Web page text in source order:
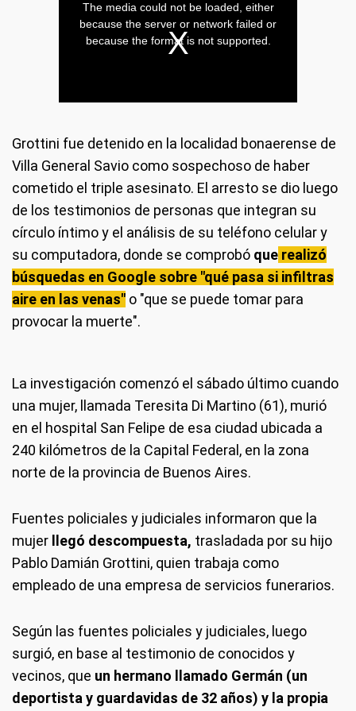
Grottini fue detenido en la localidad bonaerense de
Villa General Savio como sospechoso de haber
cometido el triple asesinato. El arresto se dio luego
de los testimonios de personas que integran su
círculo íntimo y el análisis de su teléfono celular y
su computadora, donde se comprobó que realizó
búsquedas en Google sobre "qué pasa si infiltras
aire en las venas" o "que se puede tomar para
provocar la muerte".
La investigación comenzó el sábado último cuando
una mujer, llamada Teresita Di Martino (61), murió
en el hospital San Felipe de esa ciudad ubicada a
240 kilómetros de la Capital Federal, en la zona
norte de la provincia de Buenos Aires.
Fuentes policiales y judiciales informaron que la
mujer
llegó descompuesta, trasladada por su hijo
Pablo Damián Grottini, quien trabaja como
empleado de una empresa de servicios funerarios.
Según las fuentes policiales y judiciales, luego
surgió, en base al testimonio de conocidos y
vecinos, que un hermano llamado Germán (un
deportista y guardavidas de 32 años) y la propia